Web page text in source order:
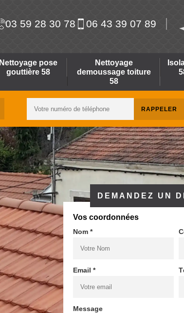
03 59 28 30 78 06 43 39 07 89
Nettoyage pose
gouttière 58
Nettoyage
demoussage toiture
58
DEMANDEZ UN
Vos coordonnées
Nom *
Email *
Message